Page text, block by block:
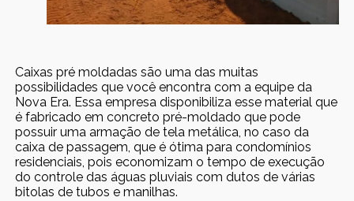
Caixas pré moldadas são uma das muitas
possibilidades que você encontra com a equipe da
Nova Era. Essa empresa disponibiliza esse material que
é fabricado em concreto pré-moldado que pode
possuir uma armação de tela metálica, no caso da
caixa de passagem, que é ótima para condomínios
residenciais, pois economizam o tempo de execução
do controle das águas pluviais com dutos de várias
bitolas de tubos e manilhas.